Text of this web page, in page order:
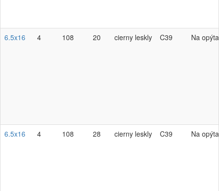
6.5x16 4 108 20 cierny leskly C39 Na
6.5x16 4 108 28 cierny leskly C39 Na